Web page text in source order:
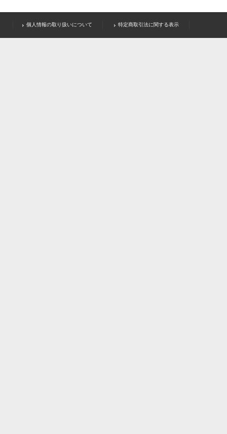
個人情報の取り扱いについて 特定商取引法に関する表示